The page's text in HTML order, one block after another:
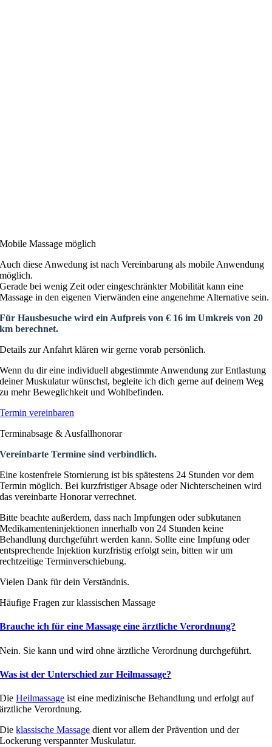
Mobile Massage möglich
Auch diese Anwedung ist nach Vereinbarung als mobile Anwendung
möglich.
Gerade bei wenig Zeit oder eingeschränkter Mobilität kann eine
Massage in den eigenen Vierwänden eine angenehme Alternative sein.
Für Hausbesuche wird ein Aufpreis von € 16 im Umkreis von 20
km berechnet.
Details zur Anfahrt klären wir gerne vorab persönlich.
Wenn du dir eine individuell abgestimmte Anwendung zur Entlastung
deiner Muskulatur wünschst, begleite ich dich gerne auf deinem Weg
zu mehr Beweglichkeit und Wohlbefinden.
Termin vereinbaren
Terminabsage & Ausfallhonorar
Vereinbarte Termine sind verbindlich.
Eine kostenfreie Stornierung ist bis spätestens 24 Stunden vor dem
Termin möglich. Bei kurzfristiger Absage oder Nichterscheinen wird
das vereinbarte Honorar verrechnet.
Bitte beachte außerdem, dass nach Impfungen oder subkutanen
Medikamenteninjektionen innerhalb von 24 Stunden keine
Behandlung durchgeführt werden kann. Sollte eine Impfung oder
entsprechende Injektion kurzfristig erfolgt sein, bitten wir um
rechtzeitige Terminverschiebung.
Vielen Dank für dein Verständnis.
Häufige Fragen zur klassischen Massage
Brauche ich für eine Massage eine ärztliche Verordnung?
Nein. Sie kann und wird ohne ärztliche Verordnung durchgeführt.
Was ist der Unterschied zur Heilmassage?
DieHeilmassage ist eine medizinische Behandlung und erfolgt auf
ärztliche Verordnung.
Dieklassische Massage dient vor allem der Prävention und der
Lockerung verspannter Muskulatur.